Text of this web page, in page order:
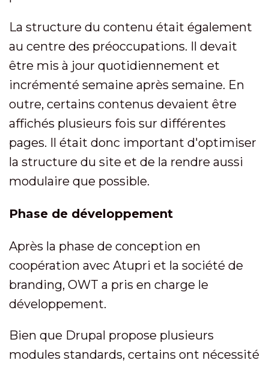
La structure du contenu était également
au centre des préoccupations. Il devait
être mis à jour quotidiennement et
incrémenté semaine après semaine. En
outre, certains contenus devaient être
affichés plusieurs fois sur différentes
pages. Il était donc important d'optimiser
la structure du site et de la rendre aussi
modulaire que possible.
Phase de développement
Après la phase de conception en
coopération avec Atupri et la société de
branding, OWT a pris en charge le
développement.
Bien que Drupal propose plusieurs
modules standards, certains ont nécessité